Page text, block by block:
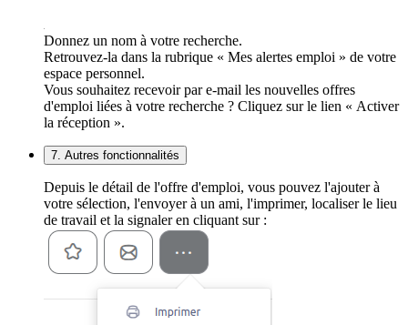
Donnez un nom à votre recherche.
Retrouvez-la dans la rubrique « Mes alertes emploi » de votre
espace personnel.
Vous souhaitez recevoir par e-mail les nouvelles offres
d'emploi liées à votre recherche ? Cliquez sur le lien « Activer
la réception ».
7. Autres fonctionnalités
Depuis le détail de l'offre d'emploi, vous pouvez l'ajouter à
votre sélection, l'envoyer à un ami, l'imprimer, localiser le lieu
de travail et la signaler en cliquant sur :